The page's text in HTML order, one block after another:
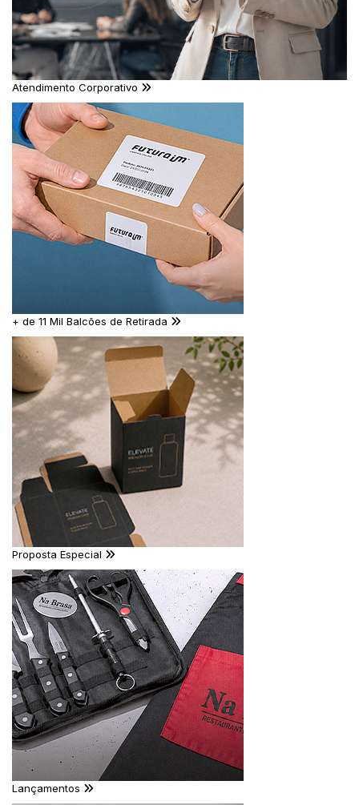
Atendimento Corporativo
+ de 11 Mil Balcões de Retirada
Proposta Especial
Lançamentos